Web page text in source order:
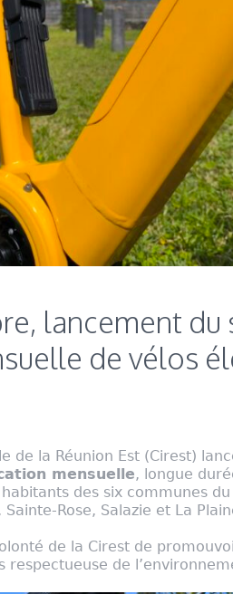
lancement du
de vélos
de la Réunion Est (Cirest)
mensuelle, longue
des six communes
Rose, Salazie et La
de la Cirest de
respectueuse de